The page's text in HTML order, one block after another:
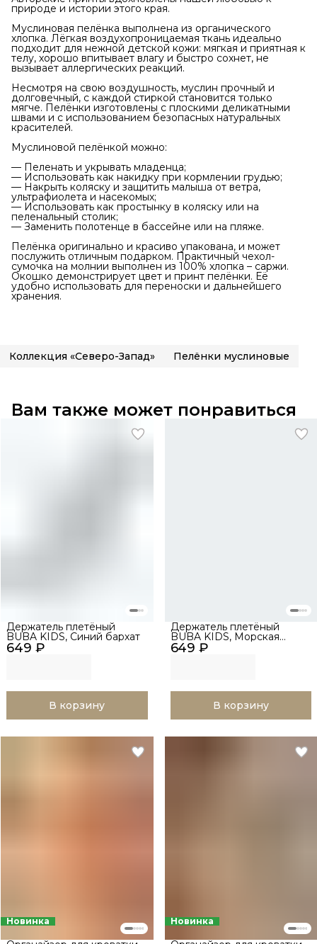
природе и истории этого края.
Муслиновая пелёнка выполнена из органического
хлопка. Лёгкая воздухопроницаемая ткань идеально
подходит для нежной детской кожи: мягкая и приятная к
телу, хорошо впитывает влагу и быстро сохнет, не
вызывает аллергических реакций.
Несмотря на свою воздушность, муслин прочный и
долговечный, с каждой стиркой становится только
мягче. Пелёнки изготовлены с плоскими деликатными
швами и с использованием безопасных натуральных
красителей.
Муслиновой пелёнкой можно:
— Пеленать и укрывать младенца;
— Использовать как накидку при кормлении грудью;
— Накрыть коляску и защитить малыша от ветра,
ультрафиолета и насекомых;
— Использовать как простынку в коляску или на
пеленальный столик;
— Заменить полотенце в бассейне или на пляже.
Пелёнка оригинально и красиво упакована, и может
послужить отличным подарком. Практичный чехол-
сумочка на молнии выполнен из 100% хлопка – саржи.
Окошко демонстрирует цвет и принт пелёнки. Её
удобно использовать для переноски и дальнейшего
хранения.
Коллекция «Северо-Запад» Пелёнки муслиновые
Вам также может понравиться
649 ₽
Держатель плетёный
BUBA KIDS, Синий бархат
В корзину
649 ₽
Держатель плетёный
BUBA KIDS, Морская
волна
В корзину
Новинка Новинка